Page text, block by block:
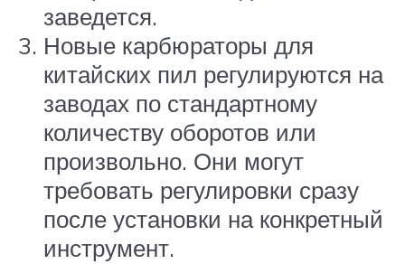
заведется.
Новые карбюраторы для
китайских пил регулируются на
заводах по стандартному
количеству оборотов или
произвольно. Они могут
требовать регулировки сразу
после установки на конкретный
инструмент.